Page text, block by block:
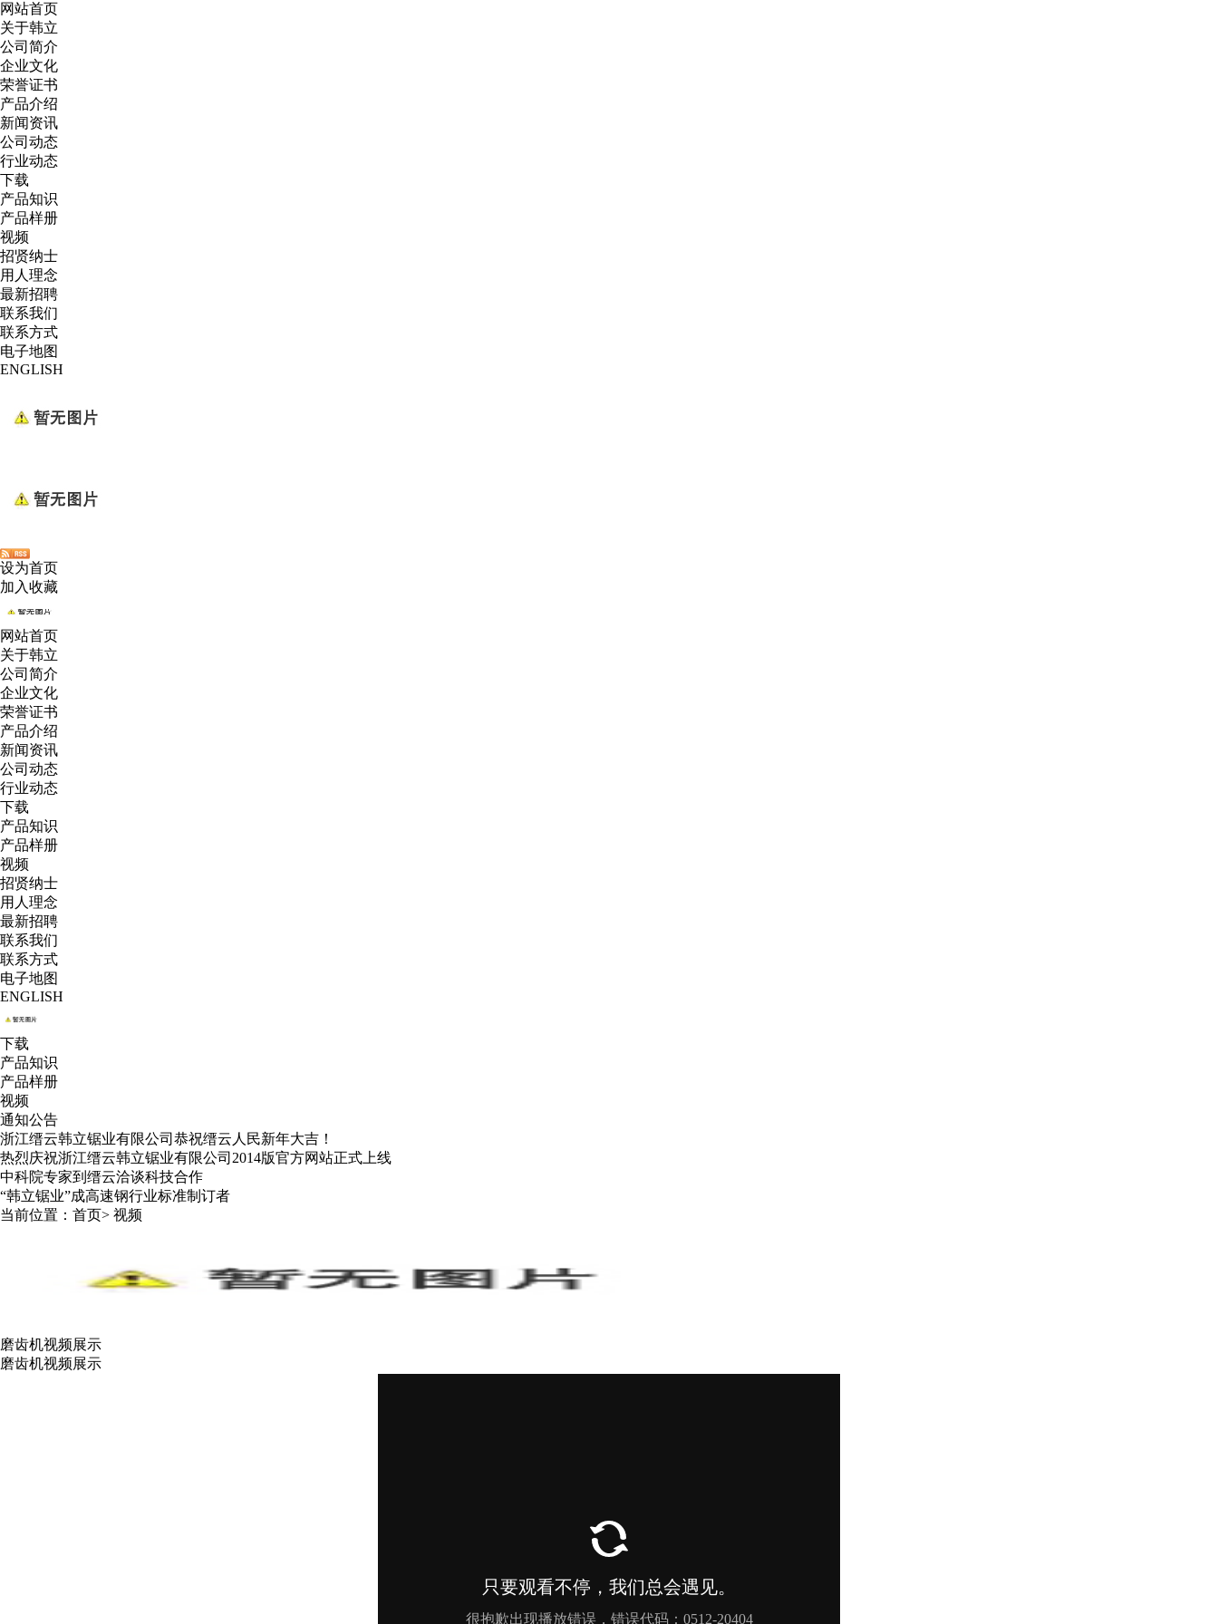
网站首页
关于韩立
公司简介
企业文化
荣誉证书
产品介绍
新闻资讯
公司动态
行业动态
下载
产品知识
产品样册
视频
招贤纳士
用人理念
最新招聘
联系我们
联系方式
电子地图
ENGLISH
设为首页
加入收藏
网站首页
关于韩立
公司简介
企业文化
荣誉证书
产品介绍
新闻资讯
公司动态
行业动态
下载
产品知识
产品样册
视频
招贤纳士
用人理念
最新招聘
联系我们
联系方式
电子地图
ENGLISH
下载
产品知识
产品样册
视频
通知公告
浙江缙云韩立锯业有限公司恭祝缙云人民新年大吉！
热烈庆祝浙江缙云韩立锯业有限公司2014版官方网站正式上线
中科院专家到缙云洽谈科技合作
“韩立锯业”成高速钢行业标准制订者
当前位置： 首页> 视频
磨齿机视频展示
磨齿机视频展示